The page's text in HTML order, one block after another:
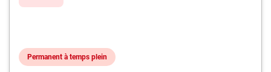
Permanent à temps plein